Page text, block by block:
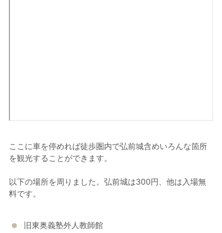
ここに車を停めれば徒歩圏内で弘前城含めいろんな箇所
を観光することができます。
以下の場所を周りました。弘前城は300円、他は入場無
料です。
旧東奥義塾外人教師館